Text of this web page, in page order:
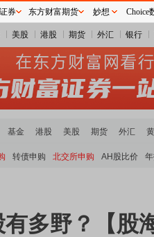
美股 港股 期货 外汇 银行
基金 港股 美股 期货 外汇
转债申购 北交所申购 AH股比价
多野？【股
券 东方财富期货 妙想 Choice